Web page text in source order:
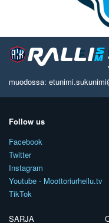
muodossa:
Follow us
Facebook
Twitter
Instagram
Youtube - Moottoriurheilu.tv
TikTok
SARJA